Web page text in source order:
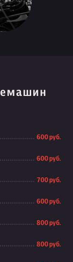
600 руб.
600 руб.
700 руб.
600 руб.
800 руб.
800 руб.